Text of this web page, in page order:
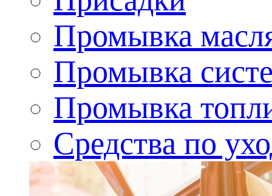
Промывка
Промывка
Промывка
Средства по